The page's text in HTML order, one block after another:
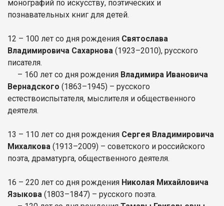
монографий по искусству, поэтических и
познавательных книг для детей.
12 – 100 лет со дня рождения Святослава
Владимировича Сахарнова (1923–2010), русского
писателя.
– 160 лет со дня рождения Владимира Ивановича
Вернадского (1863–1945) – русского
естествоиспытателя, мыслителя и общественного
деятеля.
13 – 110 лет со дня рождения Сергея Владимировича
Михалкова (1913–2009) – советского и российского
поэта, драматурга, общественного деятеля.
16 – 220 лет со дня рождения Николая Михайловича
Языкова (1803–1847) – русского поэта.